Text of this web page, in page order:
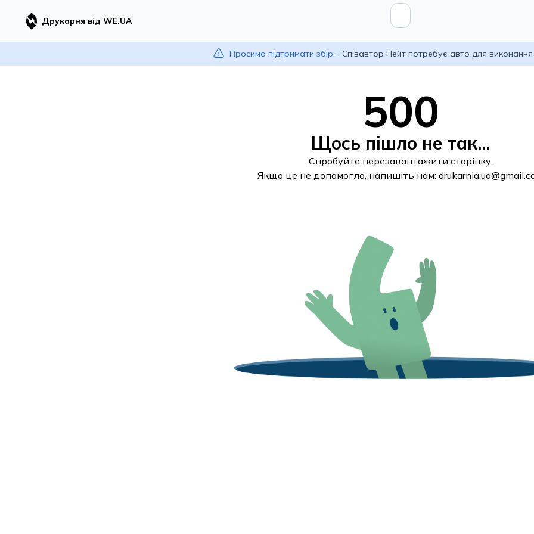
Друкарня від WE.UA
Просимо підтримати збір: Співавтор Нейт потребує авто для
500
Щось пішло не так...
Спробуйте перезавантажити сторінку.
Якщо це не допомогло, напишіть нам: